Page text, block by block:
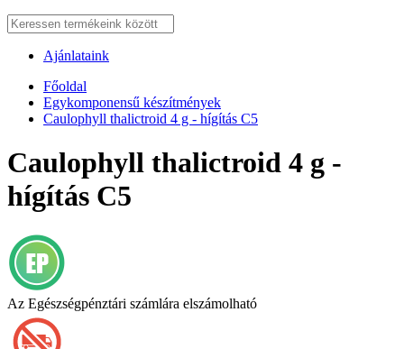
Ajánlataink
Főoldal
Egykomponensű készítmények
Caulophyll thalictroid 4 g - hígítás C5
Caulophyll thalictroid 4 g -
hígítás C5
Az Egészségpénztári számlára elszámolható